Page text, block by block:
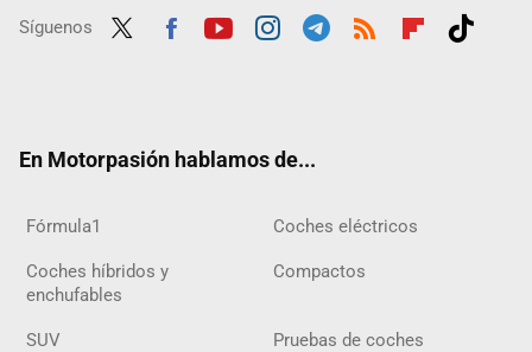
Síguenos
En Motorpasión hablamos de...
Fórmula1 Coches eléctricos
Coches híbridos y
enchufables
Compactos
SUV Pruebas de coches